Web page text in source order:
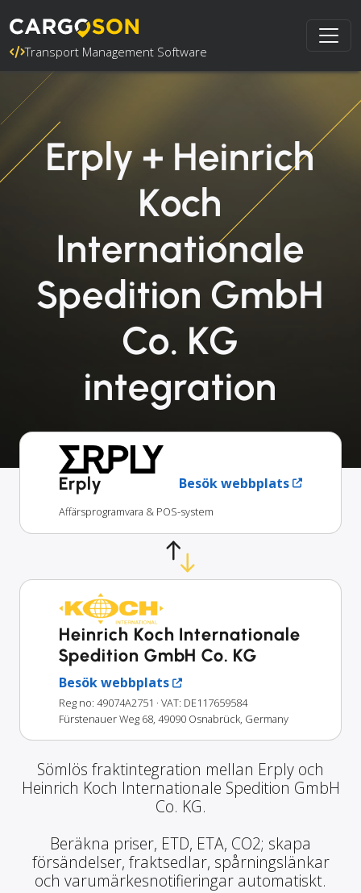
Transport Management Software
Erply + Heinrich
Koch
Internationale
Spedition GmbH
Co. KG
integration
Erply Besök webbplats
Affärsprogramvara & POS-system
Heinrich Koch Internationale
Spedition GmbH Co. KG
Besök webbplats
Reg no: 49074A2751 · VAT: DE117659584
Fürstenauer Weg 68, 49090 Osnabrück, Germany
Sömlös fraktintegration mellan Erply och
Heinrich Koch Internationale Spedition GmbH
Co. KG.
Beräkna priser, ETD, ETA, CO2; skapa
försändelser, fraktsedlar, spårningslänkar
och varumärkesnotifieringar automatiskt.